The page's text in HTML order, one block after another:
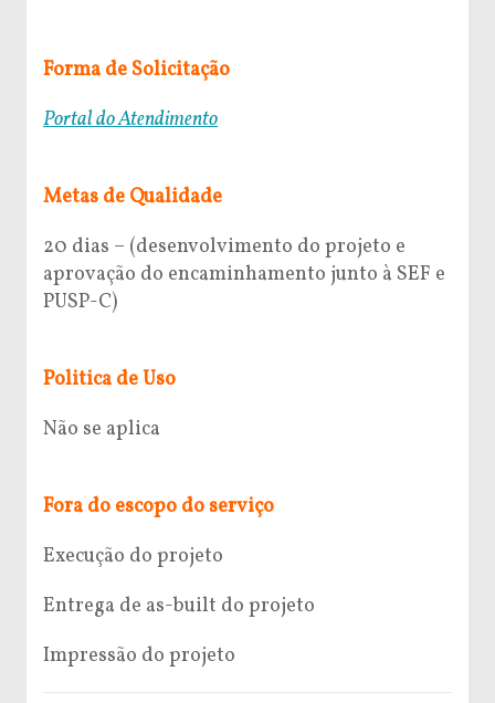
Forma de Solicitação
Portal do Atendimento
Metas de Qualidade
20 dias – (desenvolvimento do projeto e
aprovação do encaminhamento junto à SEF e
PUSP-C)
Politica de Uso
Não se aplica
Fora do escopo do serviço
Execução do projeto
Entrega de as-built do projeto
Impressão do projeto